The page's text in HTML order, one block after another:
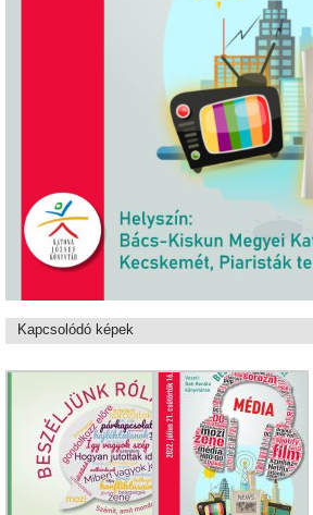
Kapcsolódó képek